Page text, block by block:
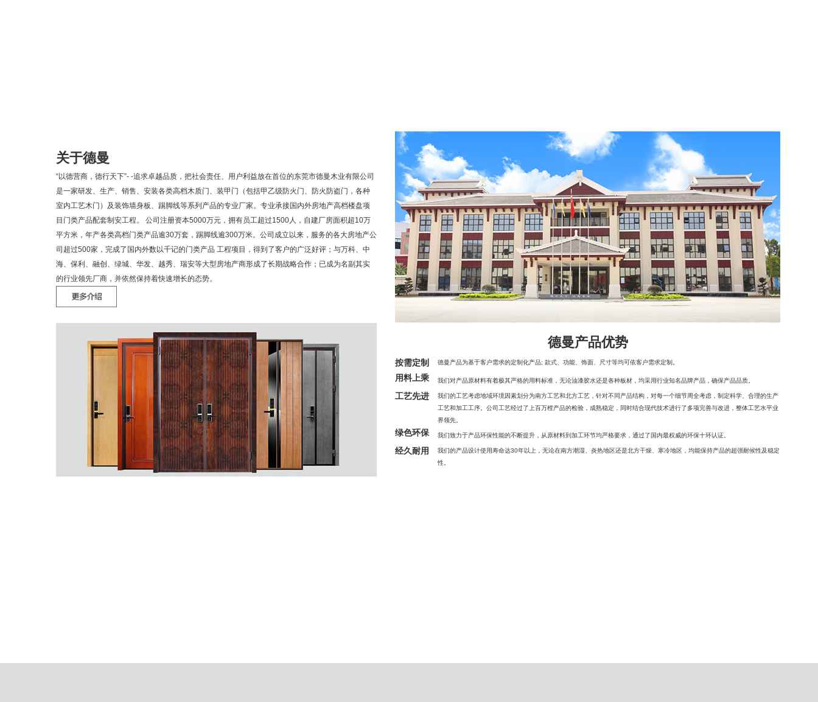
关于德曼
“以德营商，德行天下”- -追求卓越品质，把社会责任、用户利益放在首位的东莞市德曼木业有限公司
是一家研发、生产、销售、安装各类高档木质门、装甲门（包括甲乙级防火门、防火防盗门，各种
室内工艺木门）及装饰墙身板、踢脚线等系列产品的专业厂家。专业承接国内外房地产高档楼盘项
目门类产品配套制安工程。 公司注册资本5000万元，拥有员工超过1500人，自建厂房面积超10万
平方米，年产各类高档门类产品逾30万套，踢脚线逾300万米。公司成立以来，服务的各大房地产公
司超过500家，完成了国内外数以千记的门类产品 工程项目，得到了客户的广泛好评；与万科、中
海、保利、融创、绿城、华发、越秀、瑞安等大型房地产商形成了长期战略合作；已成为名副其实
的行业领先厂商，并依然保持着快速增长的态势。
德曼产品优势
按需定制 德曼产品为基于客户需求的定制化产品; 款式、功能、饰面、尺寸等均可依客户需求定制。
用料上乘 我们对产品原材料有着极其严格的用料标准，无论油漆胶水还是各种板材，均采用行业知名品牌产品，确保产品品质。
工艺先进
我们的工艺考虑地域环境因素划分为南方工艺和北方工艺，针对不同产品结构，对每一个细节周全考虑，制定科学、合理的生产
工艺和加工工序。公司工艺经过了上百万樘产品的检验，成熟稳定，同时结合现代技术进行了多项完善与改进，整体工艺水平业
界领先。
绿色环保 我们致力于产品环保性能的不断提升，从原材料到加工环节均严格要求，通过了国内最权威的环保十环认证。
经久耐用
我们的产品设计使用寿命达30年以上，无论在南方潮湿、炎热地区还是北方干燥、寒冷地区，均能保持产品的超强耐候性及稳定
性。